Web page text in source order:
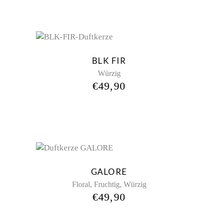
BLK FIR
Würzig
€49,90
GALORE
Floral, Fruchtig, Würzig
€49,90